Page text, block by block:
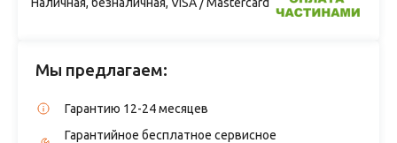
Мы предлагаем:
Гарантию 12-24 месяцев
Гарантийное бесплатное сервисное